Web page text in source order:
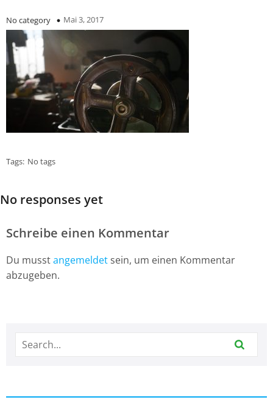
No category Mai 3, 2017
Tags: No tags
No responses yet
Schreibe einen Kommentar
Du musstangemeldet sein, um einen Kommentar
abzugeben.